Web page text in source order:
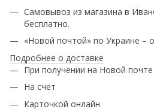
Самовывоз из магазина в
бесплатно.
«Новой почтой» по Украине –
Подробнее о доставке
При получении на Новой почте
На счет
Карточкой онлайн